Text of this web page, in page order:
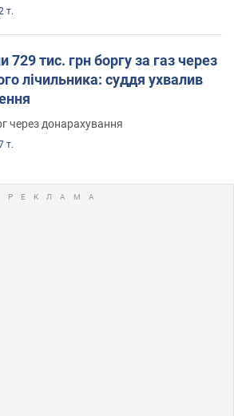
т.
729 тис. грн боргу за газ через
лічильника: суддя ухвалив
через донарахування
т.